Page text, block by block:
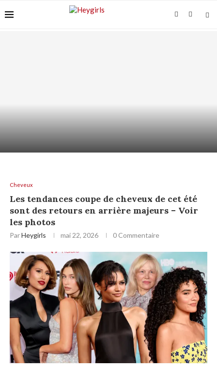
Cheveux
Les tendances coupe de cheveux de cet été
sont des retours en arrière majeurs – Voir
les photos
ParHeygirls mai 22, 2026 0 Commentaire